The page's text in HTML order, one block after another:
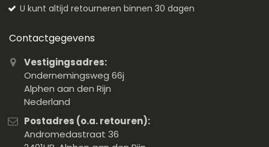
U kunt altijd retourneren binnen 30 dagen
Contactgegevens
Vestigingsadres:
Ondernemingsweg 66j
Alphen aan den Rijn
Nederland
Postadres (o.a. retouren):
Andromedastraat 36